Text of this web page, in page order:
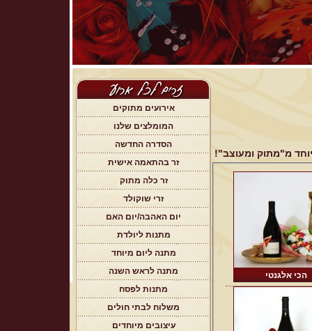
מ"מתוק ומעוצב"!
הכי אלגנטי
אירועים מתוקים
המומלצים שלנו
הסדרה החדשה
זר בהתאמה אישית
זר כלה מתוק
זרי שוקולד
יום האהבה/יום האם
מתנות ליולדת
מתנה ליום מיוחד
מתנה לראש השנה
מתנות לפסח
משלוח לבתי חולים
עיצובים מיוחדים